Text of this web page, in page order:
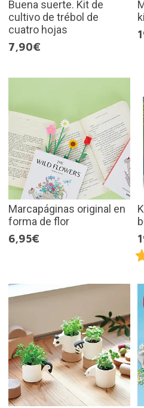
Buena suerte. Kit de
cultivo de trébol de
cuatro hojas
7,90€
Marcapáginas original en
forma de flor
6,95€